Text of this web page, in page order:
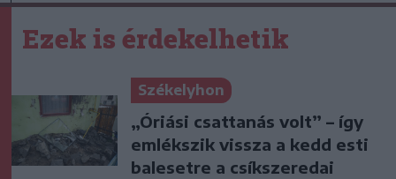
Ezek is érdekelhetik
Székelyhon
„Óriási csattanás volt” – így
emlékszik vissza a kedd esti
balesetre a csíkszeredai